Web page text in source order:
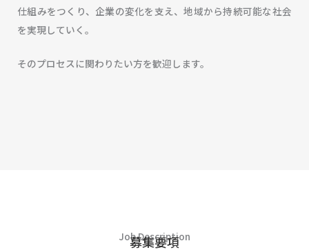
仕組みをつくり、企業の変化を支え、地域から持続可能な社会
を実現していく。
そのプロセスに関わりたい方を歓迎します。
Job Description
募集要項